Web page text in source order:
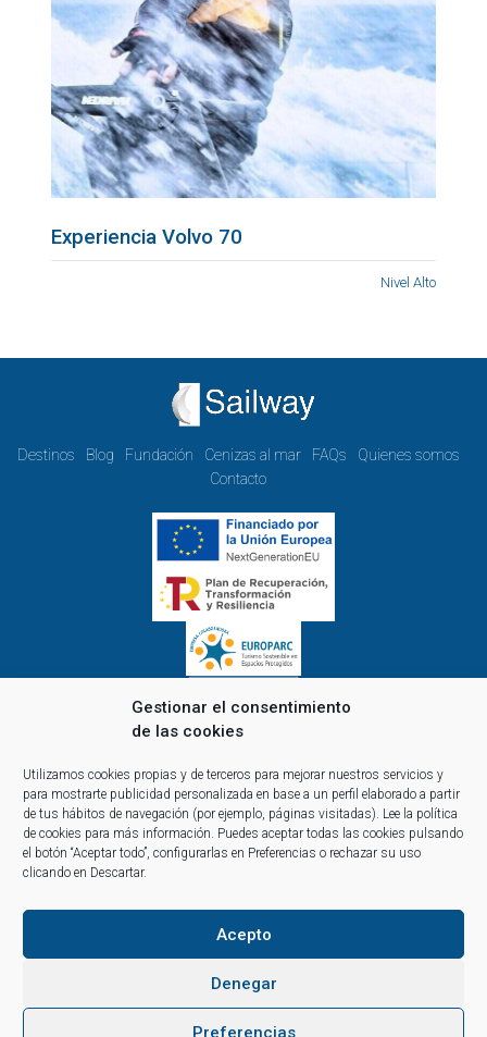
Gestionar el consentimiento
de las cookies
Utilizamos cookies propias y de terceros para mejorar nuestros servicios y
para mostrarte publicidad personalizada en base a un perfil elaborado a partir
de tus hábitos de navegación (por ejemplo, páginas visitadas). Lee la política
de cookies para más información. Puedes aceptar todas las cookies pulsando
el botón “Aceptar todo”, configurarlas en Preferencias o rechazar su uso
clicando en Descartar.
Acepto
Denegar
Preferencias
Experiencia Volvo 70
Nivel Alto
Destinos Blog Fundación Cenizas al mar FAQs
Quienes somos
Contacto
Horario de oficina de lunes a viernes:
de 9.00 a 14.00 y de 15.00 a 18.00
Reservas y atención telefónica y comercial:
10:00 a 14:00 y de 16:00 a 20:00
(1 abril al 30 septiembre)
info@sailway.es +34 986 442 351